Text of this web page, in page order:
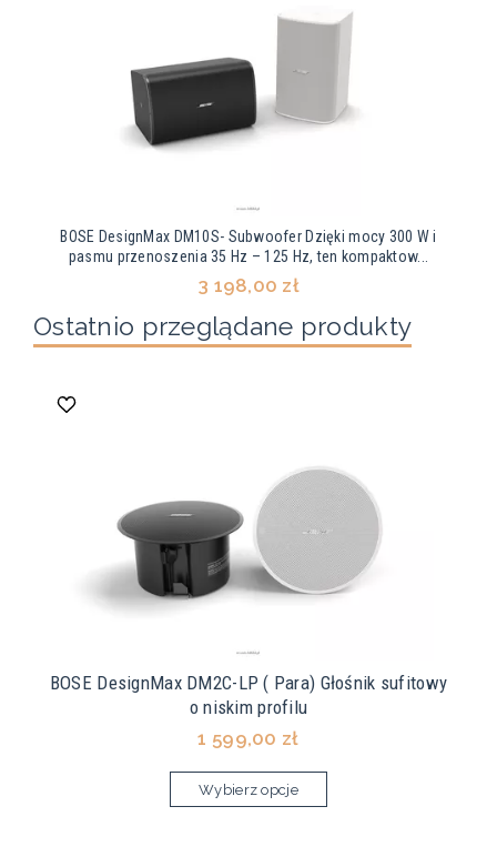
BOSE DesignMax DM10S- Subwoofer Dzięki mocy 300 W i
pasmu przenoszenia 35 Hz – 125 Hz, ten kompaktow...
3 198,00 zł
Ostatnio przeglądane produkty
BOSE DesignMax DM2C-LP ( Para) Głośnik sufitowy
o niskim profilu
1 599,00 zł
Wybierz opcje